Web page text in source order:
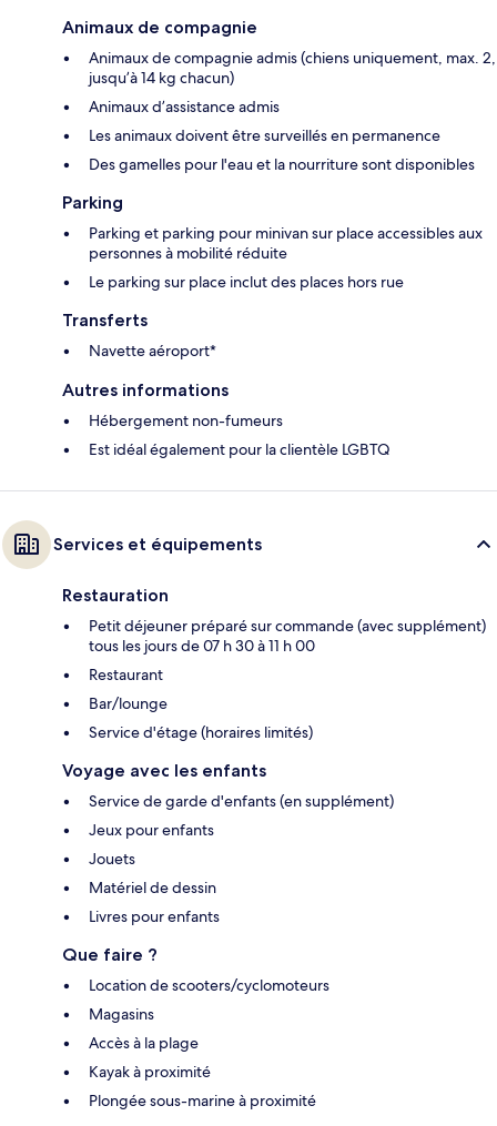
Animaux de compagnie
Animaux de compagnie admis (chiens uniquement, max. 2,
jusqu’à 14 kg chacun)
Animaux d’assistance admis
Les animaux doivent être surveillés en permanence
Des gamelles pour l'eau et la nourriture sont disponibles
Parking
Parking et parking pour minivan sur place accessibles aux
personnes à mobilité réduite
Le parking sur place inclut des places hors rue
Transferts
Navette aéroport*
Autres informations
Hébergement non-fumeurs
Est idéal également pour la clientèle LGBTQ
Services et équipements
Restauration
Petit déjeuner préparé sur commande (avec supplément)
tous les jours de 07 h 30 à 11 h 00
Restaurant
Bar/lounge
Service d'étage (horaires limités)
Voyage avec les enfants
Service de garde d'enfants (en supplément)
Jeux pour enfants
Jouets
Matériel de dessin
Livres pour enfants
Que faire ?
Location de scooters/cyclomoteurs
Magasins
Accès à la plage
Kayak à proximité
Plongée sous-marine à proximité